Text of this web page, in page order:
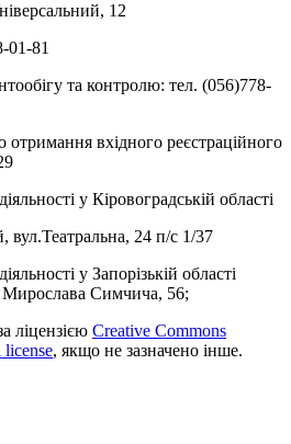
12
01-81
та контролю: тел. (056)778-
вхідного реєстраційного
у Кіровоградській області
24 п/с 1/37
у Запорізькій області
Симчича, 56;
ліцензією Creative Commons
, якщо не зазначено інше.